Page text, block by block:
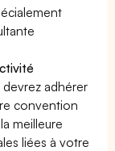
devrez adhérer
convention
meilleure
liées à votre